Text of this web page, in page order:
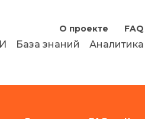
О проекте FAQ
База знаний Аналитика